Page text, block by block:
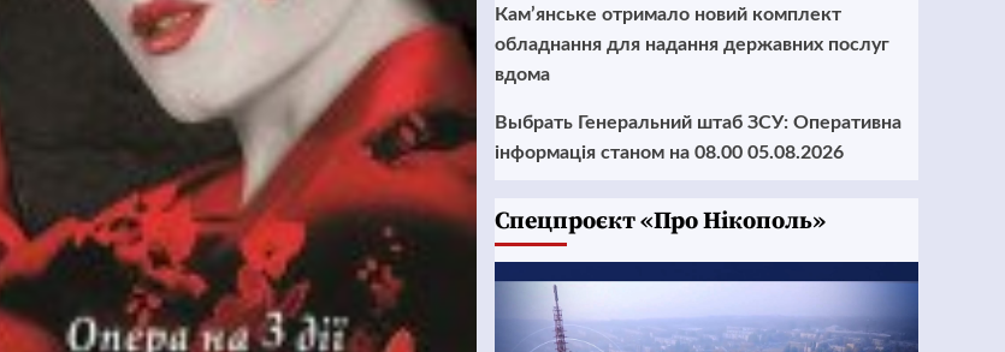
Кам’янське отримало новий комплект
обладнання для надання державних послуг
вдома
Выбрать Генеральний штаб ЗСУ: Оперативна
інформація станом на 08.00 05.08.2026
Cпецпроєкт «Про Нікополь»